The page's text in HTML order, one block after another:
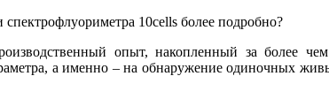
10cells более подробно?
опыт, накопленный за более
а именно – на обнаружение одиночных